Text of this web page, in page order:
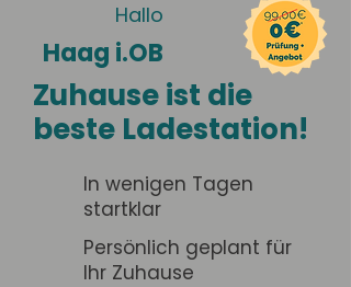
Hallo
Haag i.OB
Zuhause ist die
beste Ladestation!
In wenigen Tagen
startklar
Persönlich geplant für
Ihr Zuhause